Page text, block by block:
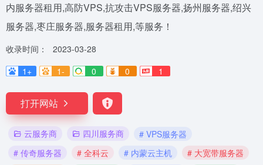
内服务器租用,高防VPS,抗攻击VPS服务器,扬州服务器,绍兴
服务器,枣庄服务器,服务器租用,等服务！
收录时间：
2023-03-28
1+
1- 0 0 1
打开网站
云服务商 四川服务商
# VPS服务器
# 传奇服务器
# 全科云 # 内蒙云主机
# 大宽带服务器